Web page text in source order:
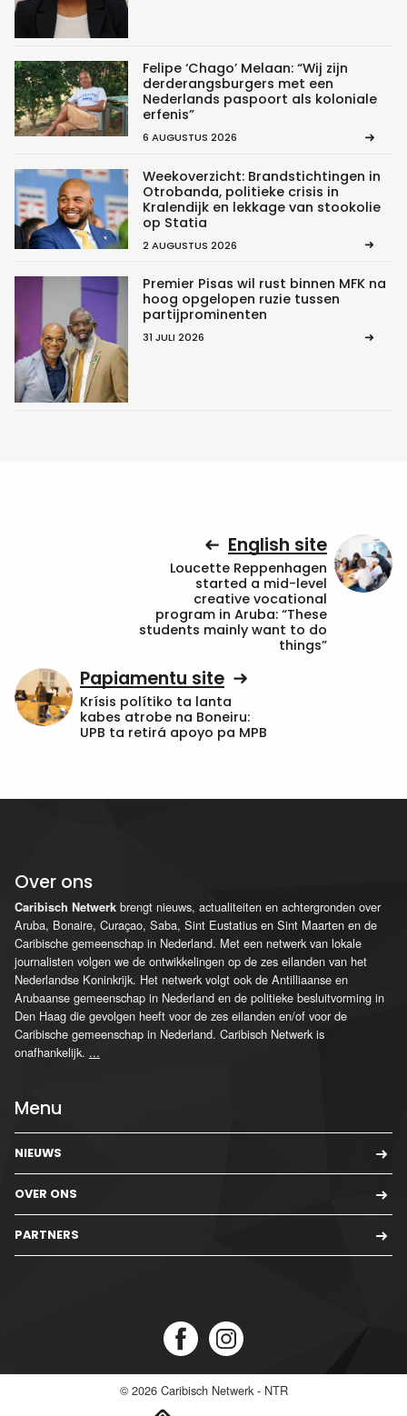
Felipe ‘Chago’ Melaan: “Wij zijn
derderangsburgers met een
Nederlands paspoort als koloniale
erfenis”
6 AUGUSTUS 2026
Weekoverzicht: Brandstichtingen in
Otrobanda, politieke crisis in
Kralendijk en lekkage van stookolie
op Statia
2 AUGUSTUS 2026
Premier Pisas wil rust binnen MFK na
hoog opgelopen ruzie tussen
partijprominenten
31 JULI 2026
English site
Loucette Reppenhagen
started a mid-level
creative vocational
program in Aruba: “These
students mainly want to do
things”
Papiamentu site
Krísis polítiko ta lanta
kabes atrobe na Boneiru:
UPB ta retirá apoyo pa MPB
Over ons
Caribisch Netwerk brengt nieuws, actualiteiten en achtergronden over
Aruba, Bonaire, Curaçao, Saba, Sint Eustatius en Sint Maarten en de
Caribische gemeenschap in Nederland. Met een netwerk van lokale
journalisten volgen we de ontwikkelingen op de zes eilanden van het
Nederlandse Koninkrijk. Het netwerk volgt ook de Antilliaanse en
Arubaanse gemeenschap in Nederland en de politieke besluitvorming in
Den Haag die gevolgen heeft voor de zes eilanden en/of voor de
Caribische gemeenschap in Nederland. Caribisch Netwerk is
onafhankelijk. ...
Menu
NIEUWS
OVER ONS
PARTNERS
© 2026 Caribisch Netwerk - NTR